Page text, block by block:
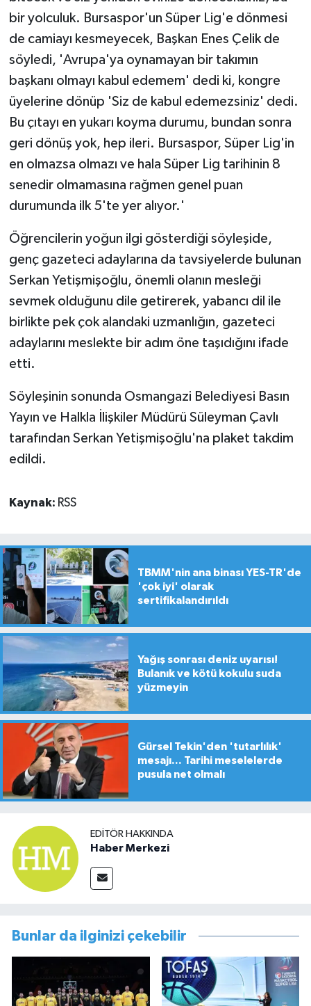
bir yolculuk. Bursaspor'un Süper Lig'e dönmesi
de camiayı kesmeyecek, Başkan Enes Çelik de
söyledi, 'Avrupa'ya oynamayan bir takımın
başkanı olmayı kabul edemem' dedi ki, kongre
üyelerine dönüp 'Siz de kabul edemezsiniz' dedi.
Bu çıtayı en yukarı koyma durumu, bundan sonra
geri dönüş yok, hep ileri. Bursaspor, Süper Lig'in
en olmazsa olmazı ve hala Süper Lig tarihinin 8
senedir olmamasına rağmen genel puan
durumunda ilk 5'te yer alıyor.'
Öğrencilerin yoğun ilgi gösterdiği söyleşide,
genç gazeteci adaylarına da tavsiyelerde bulunan
Serkan Yetişmişoğlu, önemli olanın mesleği
sevmek olduğunu dile getirerek, yabancı dil ile
birlikte pek çok alandaki uzmanlığın, gazeteci
adaylarını meslekte bir adım öne taşıdığını ifade
etti.
Söyleşinin sonunda Osmangazi Belediyesi Basın
Yayın ve Halkla İlişkiler Müdürü Süleyman Çavlı
tarafından Serkan Yetişmişoğlu'na plaket takdim
edildi.
Kaynak: RSS
TBMM'nin ana binası YES-TR'de
'çok iyi' olarak
sertifikalandırıldı
Yağış sonrası deniz uyarısı!
Bulanık ve kötü kokulu suda
yüzmeyin
Gürsel Tekin'den 'tutarlılık'
mesajı... Tarihi meselelerde
pusula net olmalı
EDITÖR HAKKINDA
Haber Merkezi
Bunlar da ilginizi çekebilir